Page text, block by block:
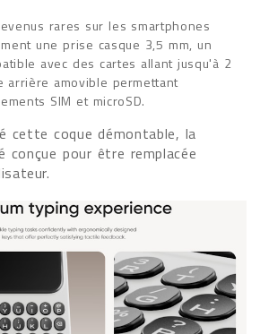
rares sur les smartphones
une prise casque 3,5 mm, un
avec des cartes allant jusqu'à 2
arrière amovible permettant
SIM et microSD.
cette coque démontable, la
pour être remplacée